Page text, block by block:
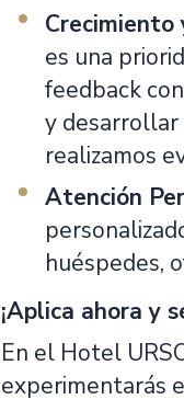
Crecimiento
es una
feedback
y desarrollar
realizamos
Atención
huéspedes,
¡Aplica ahora y
En el Hotel
experimentarás